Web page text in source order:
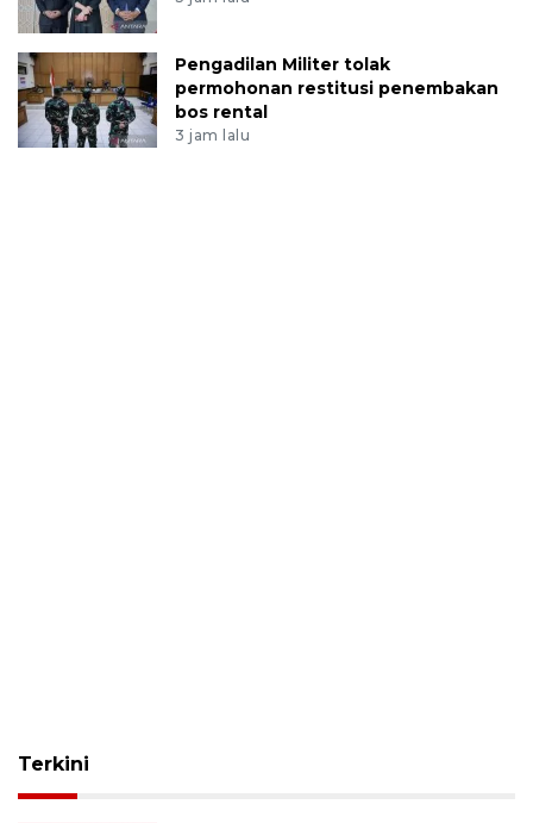
Pengadilan Militer tolak
permohonan restitusi penembakan
bos rental
3 jam lalu
Terkini